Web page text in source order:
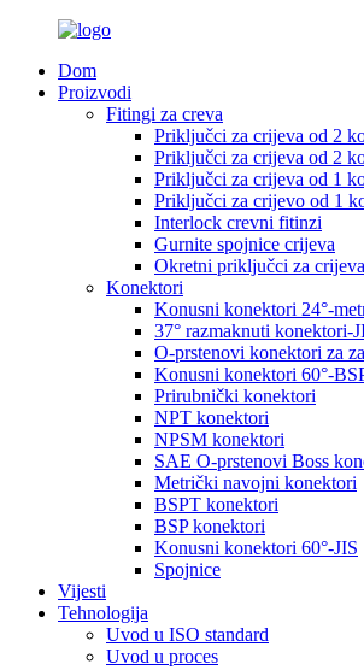
Dom
Proizvodi
Fitingi za creva
Priključci za crijeva od 2
Priključci za crijeva od 2
Priključci za crijeva od 1
Priključci za crijevo od 1
Interlock crevni fitinzi
Gurnite spojnice crijeva
Okretni priključci za crijeva
Konektori
Konusni konektori 24°-
37° razmaknuti konektori-
O-prstenovi konektori za
Konusni konektori 60°-
Prirubnički konektori
NPT konektori
NPSM konektori
SAE O-prstenovi Boss
Metrički navojni konektori
BSPT konektori
BSP konektori
Konusni konektori 60°-JIS
Spojnice
Vijesti
Tehnologija
Uvod u ISO standard
Uvod u proces